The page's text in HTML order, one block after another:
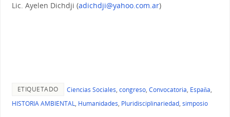
Lic. Ayelen Dichdji (adichdji@yahoo.com.ar)
ETIQUETADO Ciencias Sociales, congreso, Convocatoria, España,
HISTORIA AMBIENTAL, Humanidades, Pluridisciplinariedad, simposio